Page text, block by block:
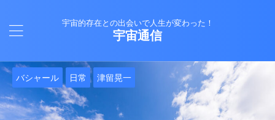
宇宙的存在との出会いで人生が変わった！
宇宙通信
日常 津留晃一
バシャール 日常 津留晃一
Healy 日常
バシャール 日常
日常
日常
Healy 日常 津留晃一
日常
Healy 日常
日常